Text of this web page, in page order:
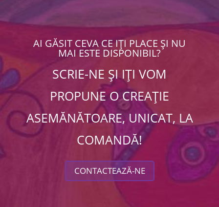
AI GĂSIT CEVA CE IȚI PLACE ȘI NU
MAI ESTE DISPONIBIL?
SCRIE-NE ȘI IȚI VOM
PROPUNE O CREAȚIE
ASEMĂNĂTOARE, UNICAT, LA
COMANDĂ!
CONTACTEAZĂ-NE